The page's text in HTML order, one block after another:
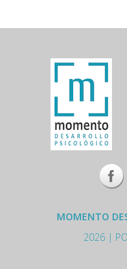
se convierten en
LOGO-
MOMENTO
2026 |